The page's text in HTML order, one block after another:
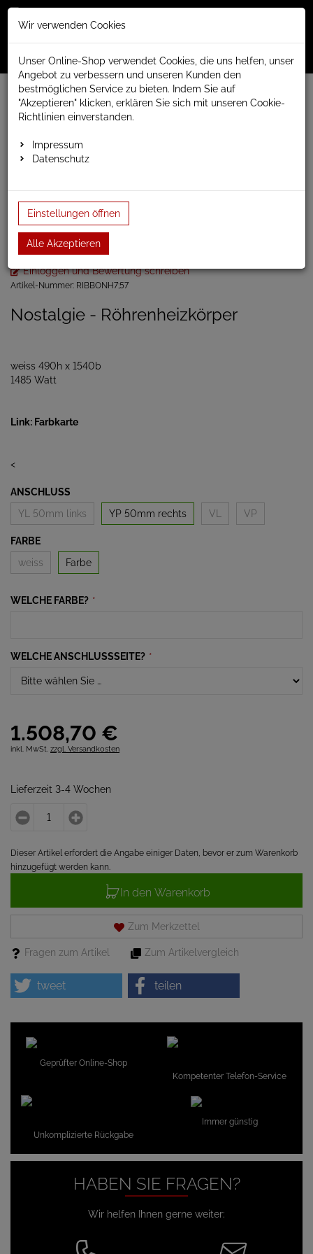
Menü
Weiter einkaufen www.anapont.eu
Badheizkörper
Paneel- und Röhrenheizkörper
Heizkörper horizontal wandhägend Ribbon 490hx154…
Heizkörper horizontal
wandhägend Ribbon
490hx1540b
Einloggen und Bewertung schreiben
Artikel-Nummer: RIBBONH7;57
Nostalgie - Röhrenheizkörper
weiss 490h x 1540b
1485 Watt
Link: Farbkarte
<
ANSCHLUSS
YL 50mm links
YP 50mm rechts VL VP
FARBE
weiss
Farbe
WELCHE FARBE? *
WELCHE ANSCHLUSSSEITE? *
1.508,70 €
inkl. MwSt. zzgl. Versandkosten
Lieferzeit 3-4 Wochen
Dieser Artikel erfordert die Angabe einiger Daten, bevor er zum Warenkorb
hinzugefügt werden kann.
In den Warenkorb
Zum Merkzettel
Fragen zum Artikel Zum Artikelvergleich
tweet teilen
Geprüfter Online-Shop
Kompetenter Telefon-Service
Unkomplizierte Rückgabe
Immer günstig
HABEN SIE FRAGEN?
Wir helfen Ihnen gerne weiter:
Wir verwenden Cookies
Unser Online-Shop verwendet Cookies, die uns helfen, unser
Angebot zu verbessern und unseren Kunden den
bestmöglichen Service zu bieten. Indem Sie auf
"Akzeptieren" klicken, erklären Sie sich mit unseren Cookie-
Richtlinien einverstanden.
Impressum
Datenschutz
Einstellungen öffnen
Alle Akzeptieren